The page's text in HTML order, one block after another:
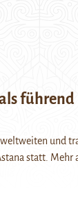
weltweiten und
statt. Mehr